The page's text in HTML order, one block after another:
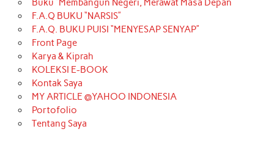
Buku “Membangun Negeri, Merawat Masa Depan
F.A.Q BUKU “NARSIS”
F.A.Q. BUKU PUISI “MENYESAP SENYAP”
Front Page
Karya & Kiprah
KOLEKSI E-BOOK
Kontak Saya
MY ARTICLE @YAHOO INDONESIA
Portofolio
Tentang Saya